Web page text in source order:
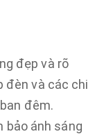
đẹp và rõ
đèn và các chi
đêm.
bảo ánh sáng